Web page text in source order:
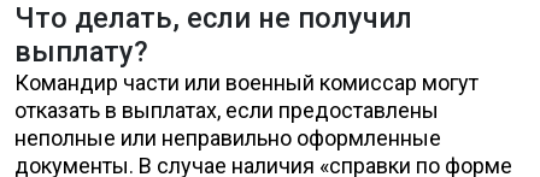
Что делать, если не получил
выплату?
Командир части или военный комиссар могут
отказать в выплатах, если предоставлены
неполные или неправильно оформленные
документы. В случае наличия «справки по форме